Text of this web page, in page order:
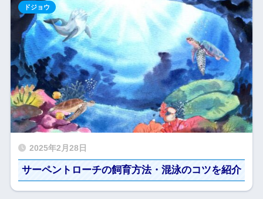
2025年2月28日
サーペントローチの飼育方法・混泳のコツを紹介
ドジョウ